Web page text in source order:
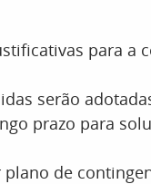
para a
serão
prazo para
plano de